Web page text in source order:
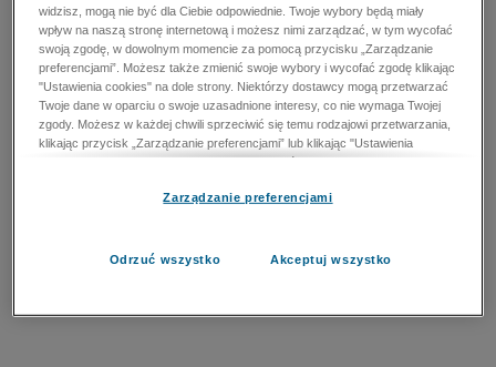
widzisz, mogą nie być dla Ciebie odpowiednie. Twoje wybory będą miały
wpływ na naszą stronę internetową i możesz nimi zarządzać, w tym wycofać
swoją zgodę, w dowolnym momencie za pomocą przycisku „Zarządzanie
preferencjami”. Możesz także zmienić swoje wybory i wycofać zgodę klikając
"Ustawienia cookies" na dole strony. Niektórzy dostawcy mogą przetwarzać
Twoje dane w oparciu o swoje uzasadnione interesy, co nie wymaga Twojej
zgody. Możesz w każdej chwili sprzeciwić się temu rodzajowi przetwarzania,
klikając przycisk „Zarządzanie preferencjami” lub klikając "Ustawienia
cookies" na dole strony. Nie możesz sprzeciwić się przetwarzaniu przez
zapobiegania oszustwom i naprawiania błędów, a w tym celu mogą zostać
przetwarzaniu danych osobowych w celu dostarczania i prezentacji reklam i
Zarządzanie preferencjami
Odrzuć wszystko Akceptuj wszystko